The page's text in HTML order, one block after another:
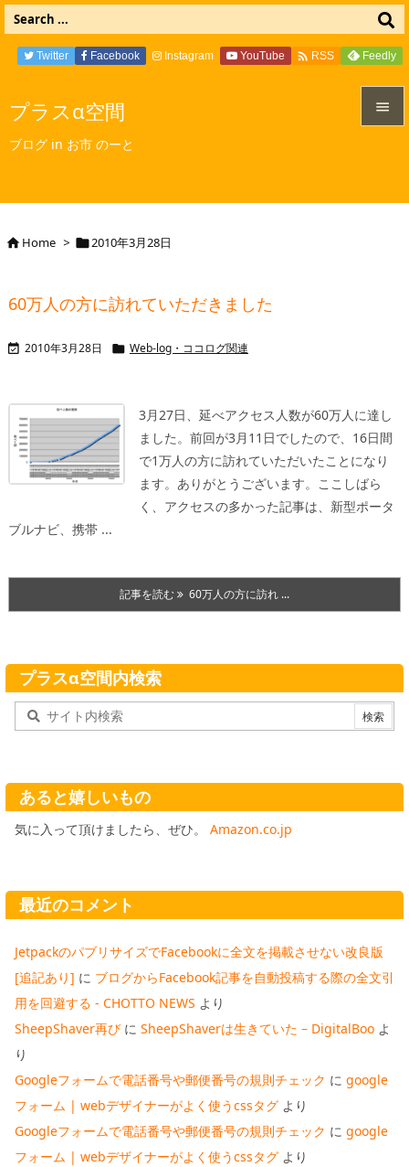
プラスα空間
ブログ in お市 のーと

Twitter Facebook Instagram YouTube  RSS Feedly
Home > 2010年3月28日
60万人の方に訪れていただきました
 2010年3月28日  Web-log・ココログ関連
3月27日、延べアクセス人数が60万人に達し
ました。前回が3月11日でしたので、16日間
で1万人の方に訪れていただいたことになり
ます。ありがとうございます。 ここしばら
く、アクセスの多かった記事は、新型ポータ
ブルナビ、携帯 ...
記事を読む 60万人の方に訪れ ...
プラスα空間内検索
あると嬉しいもの
気に入って頂けましたら、ぜひ。 Amazon.co.jp
最近のコメント
JetpackのパブリサイズでFacebookに全文を掲載させない改良版
[追記あり] に ブログからFacebook記事を自動投稿する際の全文引
用を回避する - CHOTTO NEWS より
SheepShaver再び に SheepShaverは生きていた – DigitalBoo よ
り
Googleフォームで電話番号や郵便番号の規則チェック に google
フォーム | webデザイナーがよく使うcssタグ より
Googleフォームで電話番号や郵便番号の規則チェック に google
フォーム | webデザイナーがよく使うcssタグ より